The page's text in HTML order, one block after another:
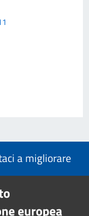
a migliorare